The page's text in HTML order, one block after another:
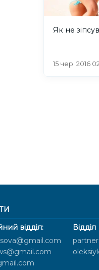
Як не
15 чер. 2016
відділ: